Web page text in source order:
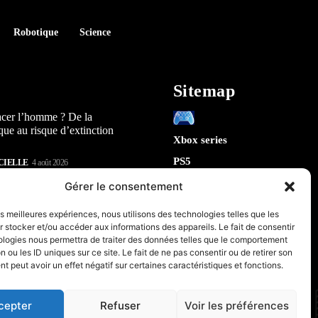
Gérer le consentement
meilleures expériences, nous utilisons des technologies telles que les
stocker et/ou accéder aux informations des appareils. Le fait de consentir
nous permettra de traiter des données telles que le comportement
ou les ID uniques sur ce site. Le fait de ne pas consentir ou de retirer son
peut avoir un effet négatif sur certaines caractéristiques et fonctions.
Refuser Voir les préférences
Robotique Science
l’homme ? De la
au risque d’extinction
4 août 2026
Play : 5 révélations sur la
qui arrive en 2026
la sécurité de Chrome : 5
sur le futur de votre
Sitemap
Xbox series
PS5
Switch
IA
Robotique
Espace
PC & Composants Gaming